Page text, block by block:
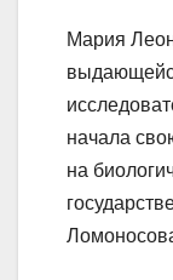
Мария
начала
на